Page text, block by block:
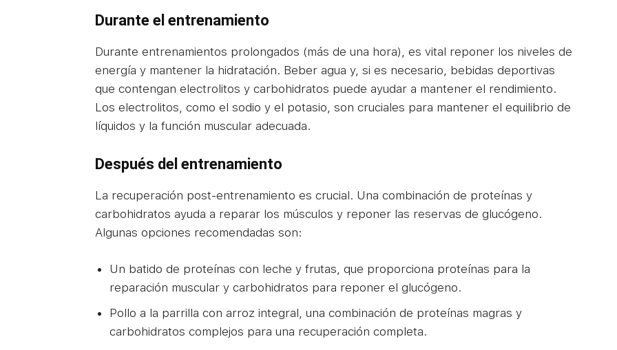
Durante el entrenamiento
Durante entrenamientos prolongados (más de una hora), es vital reponer los niveles de
energía y mantener la hidratación. Beber agua y, si es necesario, bebidas deportivas
que contengan electrolitos y carbohidratos puede ayudar a mantener el rendimiento.
Los electrolitos, como el sodio y el potasio, son cruciales para mantener el equilibrio de
líquidos y la función muscular adecuada.
Después del entrenamiento
La recuperación post-entrenamiento es crucial. Una combinación de proteínas y
carbohidratos ayuda a reparar los músculos y reponer las reservas de glucógeno.
Algunas opciones recomendadas son:
Un batido de proteínas con leche y frutas, que proporciona proteínas para la
reparación muscular y carbohidratos para reponer el glucógeno.
Pollo a la parrilla con arroz integral, una combinación de proteínas magras y
carbohidratos complejos para una recuperación completa.